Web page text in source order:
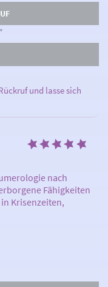
und lasse sich
nach
Fähigkeiten
Krisenzeiten,